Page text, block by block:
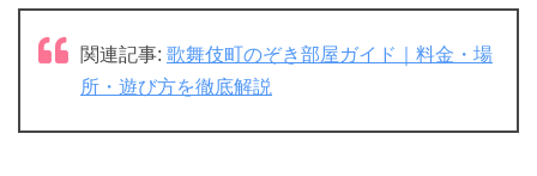
関連記事: 歌舞伎町のぞき部屋ガイド｜料金・場
所・遊び方を徹底解説